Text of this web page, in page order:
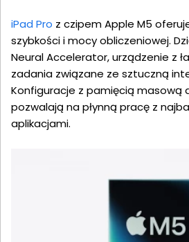
iPad Pro z czipem Apple M5
szybkości i mocy obliczeniowej.
Neural Accelerator, urządzenie z
zadania związane ze sztuczną
Konfiguracje z pamięcią masową
pozwalają na płynną pracę z
aplikacjami.